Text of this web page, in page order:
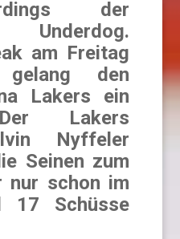
der
Underdog.
am Freitag
den
Lakers ein
Lakers
Nyffeler
Seinen zum
nur schon im
17 Schüsse